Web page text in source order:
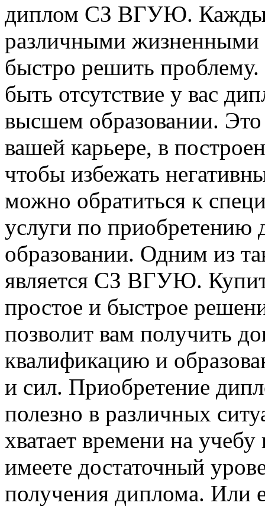
диплом СЗ ВГУЮ. Каждый
различными жизненными
быстро решить
быть отсутствие у вас
высшем образовании. Это
вашей карьере, в
чтобы избежать
можно обратиться к
услуги по
образовании. Одним из
является СЗ ВГУЮ.
простое и быстрое
позволит вам получить
квалификацию и
и сил. Приобретение
полезно в различных
хватает времени на
имеете достаточный
получения диплома. Или